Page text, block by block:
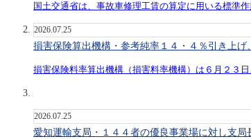
国土交通省は、事故車修理工賃の算定に用いる標準
2026.07.25
損害保険算出機構・参考純率１４・４％引き上
損害保険料率算出機構（損害料率機構）は６月２３
2026.07.25
愛知運輸支局・１４４者の優良事業場に対し支